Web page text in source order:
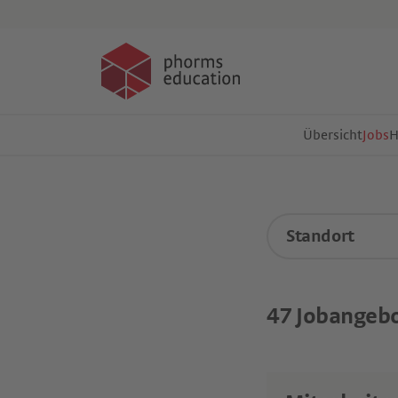
Übersicht Jobs
Standort
47